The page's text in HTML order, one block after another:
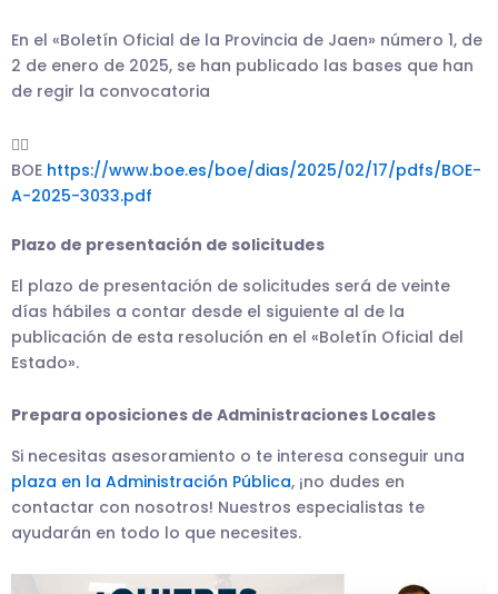
En el «Boletín Oficial de la Provincia de Jaen» número 1, de
2 de enero de 2025, se han publicado las bases que han
de regir la convocatoria
👉🏼
BOE https://www.boe.es/boe/dias/2025/02/17/pdfs/BOE-
A-2025-3033.pdf
Plazo de presentación de solicitudes
El plazo de presentación de solicitudes será de veinte
días hábiles a contar desde el siguiente al de la
publicación de esta resolución en el «Boletín Oficial del
Estado».
Prepara oposiciones de Administraciones Locales
Si necesitas asesoramiento o te interesa conseguir una
plaza en la Administración Pública, ¡no dudes en
contactar con nosotros! Nuestros especialistas te
ayudarán en todo lo que necesites.